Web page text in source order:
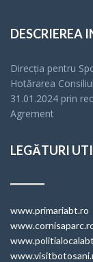
DESCRIEREA
Direcția pentru
Hotărarea
31.01.2024 prin
Agrement
LEGĂTURI
www.primariabt.ro